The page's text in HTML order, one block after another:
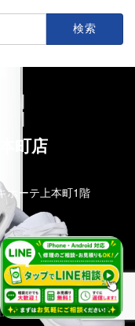
町店
ホーテ上本町1階
店ALL RIGHTS RESERVED.